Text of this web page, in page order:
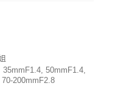
50mmF1.4,
200mmF2.8